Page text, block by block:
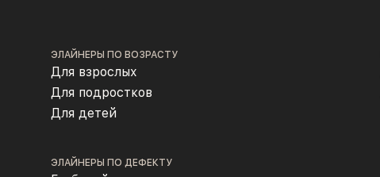
ЭЛАЙНЕРЫ ПО ВОЗРАСТУ
Для взрослых
Для подростков
Для детей
ЭЛАЙНЕРЫ ПО ДЕФЕКТУ